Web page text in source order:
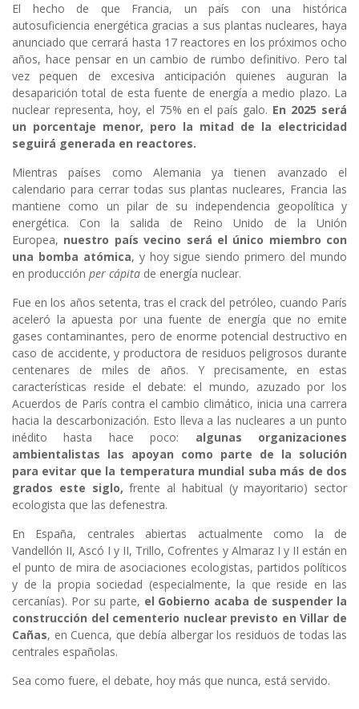
El hecho de que Francia, un país con una histórica
autosuficiencia energética gracias a sus plantas nucleares, haya
anunciado que cerrará hasta 17 reactores en los próximos ocho
años, hace pensar en un cambio de rumbo definitivo. Pero tal
vez pequen de excesiva anticipación quienes auguran la
desaparición total de esta fuente de energía a medio plazo. La
nuclear representa, hoy, el 75% en el país galo. En 2025 será
un porcentaje menor, pero la mitad de la electricidad
seguirá generada en reactores.
Mientras países como Alemania ya tienen avanzado el
calendario para cerrar todas sus plantas nucleares, Francia las
mantiene como un pilar de su independencia geopolítica y
energética. Con la salida de Reino Unido de la Unión
Europea, nuestro país vecino será el único miembro con
una bomba atómica, y hoy sigue siendo primero del mundo
en producción per cápita de energía nuclear.
Fue en los años setenta, tras el crack del petróleo, cuando París
aceleró la apuesta por una fuente de energía que no emite
gases contaminantes, pero de enorme potencial destructivo en
caso de accidente, y productora de residuos peligrosos durante
centenares de miles de años. Y precisamente, en estas
características reside el debate: el mundo, azuzado por los
Acuerdos de París contra el cambio climático, inicia una carrera
hacia la descarbonización. Esto lleva a las nucleares a un punto
inédito hasta hace poco: algunas organizaciones
ambientalistas las apoyan como parte de la solución
para evitar que la temperatura mundial suba más de dos
grados este siglo, frente al habitual (y mayoritario) sector
ecologista que las defenestra.
En España, centrales abiertas actualmente como la de
Vandellón II, Ascó I y II, Trillo, Cofrentes y Almaraz I y II están en
el punto de mira de asociaciones ecologistas, partidos políticos
y de la propia sociedad (especialmente, la que reside en las
cercanías). Por su parte, el Gobierno acaba de suspender la
construcción del cementerio nuclear previsto en Villar de
Cañas, en Cuenca, que debía albergar los residuos de todas las
centrales españolas.
Sea como fuere, el debate, hoy más que nunca, está servido.